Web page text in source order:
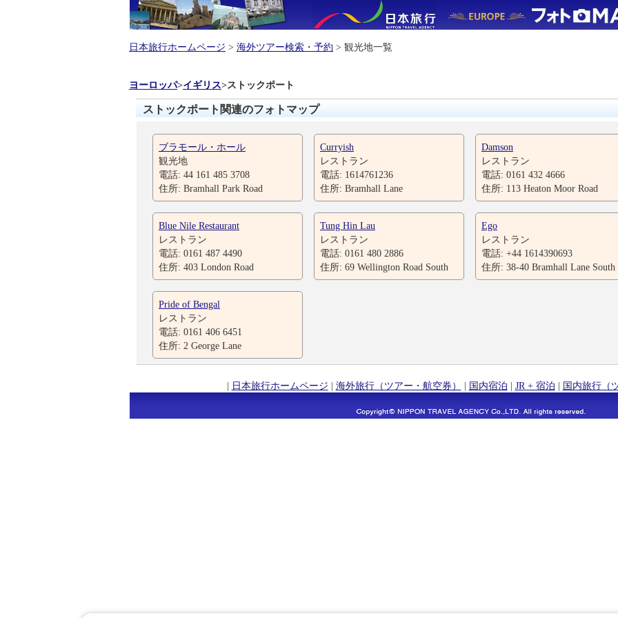
日本旅行ホームページ > 海外ツアー検索・予約 > 観光地一覧
ヨーロッパ>イギリス>ストックポート
ストックポート関連のフォトマップ
ブラモール・ホール
観光地
電話: 44 161 485 3708
住所: Bramhall Park Road
Curryish
レストラン
電話: 1614761236
住所: Bramhall Lane
Damson
レストラン
電話: 0161 432 4666
住所: 113 Heaton Moor Road
Blue Nile Restaurant
レストラン
電話: 0161 487 4490
住所: 403 London Road
Tung Hin Lau
レストラン
電話: 0161 480 2886
住所: 69 Wellington Road South
Ego
レストラン
電話: +44 1614390693
住所: 38-40 Bramhall Lane South
Pride of Bengal
レストラン
電話: 0161 406 6451
住所: 2 George Lane
| 日本旅行ホームページ | 海外旅行（ツアー・航空券） | 国内宿泊 | JR + 宿泊 | 国内旅行（